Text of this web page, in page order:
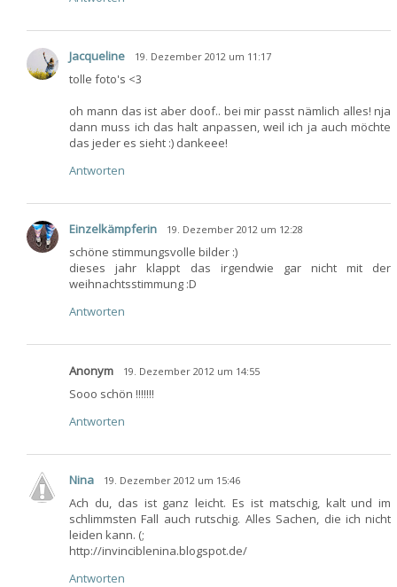
Jacqueline 19. Dezember 2012 um 11:17
tolle foto's <3
oh mann das ist aber doof.. bei mir passt nämlich alles! nja
dann muss ich das halt anpassen, weil ich ja auch möchte
das jeder es sieht :) dankeee!
Antworten
Einzelkämpferin 19. Dezember 2012 um 12:28
schöne stimmungsvolle bilder :)
dieses jahr klappt das irgendwie gar nicht mit der
weihnachtsstimmung :D
Antworten
Anonym 19. Dezember 2012 um 14:55
Sooo schön !!!!!!!
Antworten
Nina 19. Dezember 2012 um 15:46
Ach du, das ist ganz leicht. Es ist matschig, kalt und im
schlimmsten Fall auch rutschig. Alles Sachen, die ich nicht
leiden kann. (;
http://invinciblenina.blogspot.de/
Antworten